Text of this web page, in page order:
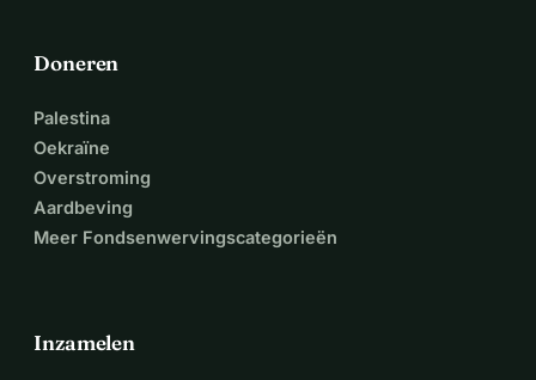
Doneren
Palestina
Oekraïne
Overstroming
Aardbeving
Meer Fondsenwervingscategorieën
Inzamelen